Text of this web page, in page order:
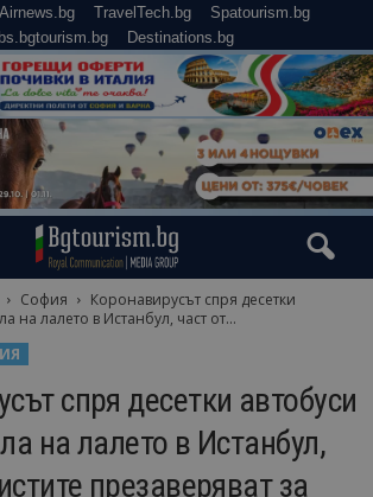
Airnews.bg TravelTech.bg
Spatourism.bg
Destinations.bg
София
Коронавирусът спря десетки
на лалето в Истанбул, част от...
спря десетки автобуси
на лалето в Истанбул,
презаверяват за